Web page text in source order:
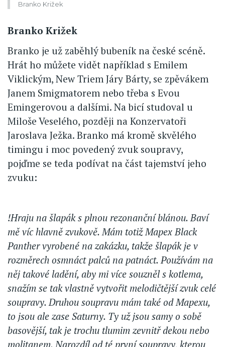
Branko Križek
Branko Križek
Branko je už zaběhlý bubeník na české scéně.
Hrát ho můžete vidět například s Emilem
Viklickým, New Triem Járy Bárty, se zpěvákem
Janem Smigmatorem nebo třeba s Evou
Emingerovou a dalšími. Na bicí studoval u
Miloše Veselého, později na Konzervatoři
Jaroslava Ježka. Branko má kromě skvělého
timingu i moc povedený zvuk soupravy,
pojďme se teda podívat na část tajemství jeho
zvuku:
!Hraju na šlapák s plnou rezonanční blánou. Baví
mě víc hlavně zvukově. Mám totiž Mapex Black
Panther vyrobené na zakázku, takže šlapák je v
rozměrech osmnáct palců na patnáct. Používám na
něj takové ladění, aby mi více souzněl s kotlema,
snažím se tak vlastně vytvořit melodičtější zvuk celé
soupravy. Druhou soupravu mám také od Mapexu,
to jsou ale zase Saturny. Ty už jsou samy o sobě
basovější, tak je trochu tlumim zevnitř dekou nebo
molitanem. Narozdíl od té první soupravy, kterou